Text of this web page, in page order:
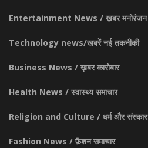
Entertainment News / ख़बर मनोरंजन
Technology news/खबरें नई तकनीकी
Business News / ख़बर कारोबार
Health News / स्वास्थ्य समाचार
Religion and Culture / धर्म और संस्कार
Fashion News / फ़ैशन समाचार